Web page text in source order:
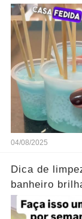
04/08/2025
Dica de
banheiro